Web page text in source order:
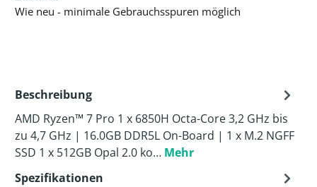
Wie neu - minimale Gebrauchsspuren möglich
Beschreibung
AMD Ryzen™ 7 Pro 1 x 6850H Octa-Core 3,2 GHz bis
zu 4,7 GHz | 16.0GB DDR5L On-Board | 1 x M.2 NGFF
SSD 1 x 512GB Opal 2.0 ko… Mehr
Spezifikationen